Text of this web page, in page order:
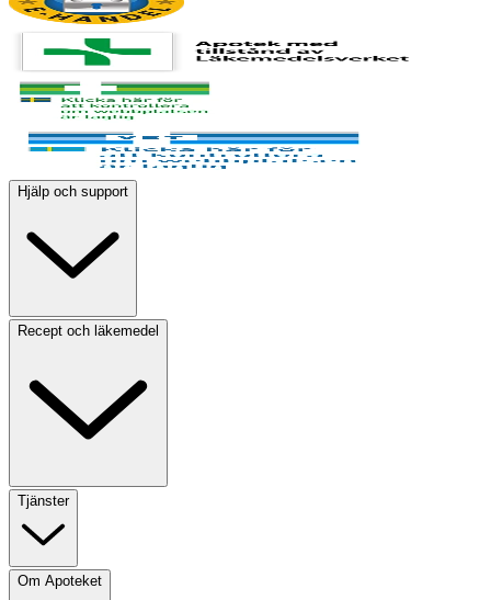
Hjälp och support
Recept och läkemedel
Tjänster
Om Apoteket